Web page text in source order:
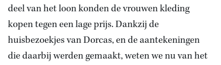
deel van het loon konden de vrouwen kleding
kopen tegen een lage prijs. Dankzij de
huisbezoekjes van Dorcas, en de aantekeningen
die daarbij werden gemaakt, weten we nu van het